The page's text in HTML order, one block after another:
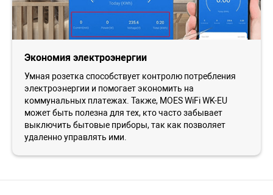
Экономия электроэнергии
Умная розетка способствует контролю потребления
электроэнергии и помогает экономить на
коммунальных платежах. Также, MOES WiFi WK-EU
может быть полезна для тех, кто часто забывает
выключить бытовые приборы, так как позволяет
удаленно управлять ими.